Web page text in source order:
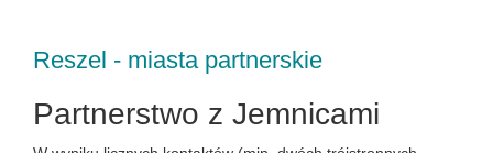
Reszel - miasta partnerskie
Partnerstwo z Jemnicami